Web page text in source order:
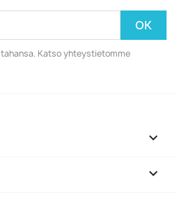
Katso yhteystietomme

